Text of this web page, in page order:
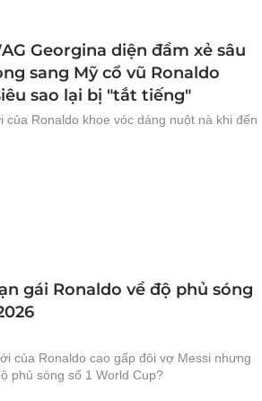
Georgina diện đầm xẻ sâu
sang Mỹ cổ vũ Ronaldo
sao lại bị "tắt tiếng"
của Ronaldo khoe vóc dáng nuột nà khi đến
gái Ronaldo về độ phủ sóng
của Ronaldo cao gấp đôi vợ Messi nhưng
phủ sóng số 1 World Cup?